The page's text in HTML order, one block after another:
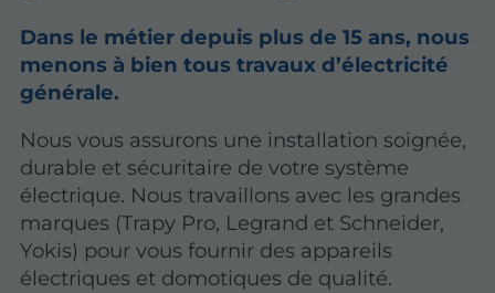
Dans le métier depuis plus de 15 ans, nous
menons à bien tous travaux d’électricité
générale.
Nous vous assurons une installation soignée,
durable et sécuritaire de votre système
électrique. Nous travaillons avec les grandes
marques (Trapy Pro, Legrand et Schneider,
Yokis) pour vous fournir des appareils
électriques et domotiques de qualité.